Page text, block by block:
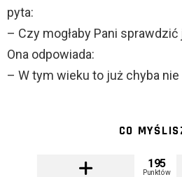
pyta:
– Czy mogłaby Pani sprawdzić
Ona odpowiada:
– W tym wieku to już chyba nie
CO
195
Punktów